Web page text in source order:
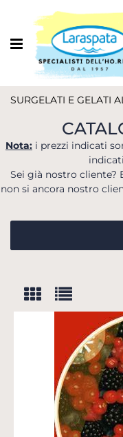
Open menu
SURGELATI E GELATI
Nota: i prezzi indicati
Sei già nostro cliente?
non si ancora nostro